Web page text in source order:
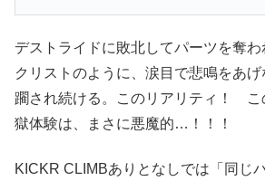
デストライドに敗北してパーツを奪
クリストのように、涙目で悲鳴をあ
躙され続ける。このリアリティ！
獄体験は、まさに悪魔的…！！！
KICKR CLIMBありとなしでは「同じ